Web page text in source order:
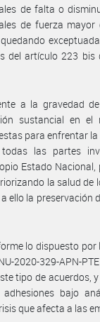
de falta o
de fuerza
del artículo 223 bis
a la gravedad
sustancial en
para enfrentar
las partes
Estado
la salud de
ello la preservación
lo dispuesto por
2020-329-APN-
tipo de acuerdos,
bajo
que afecta a las